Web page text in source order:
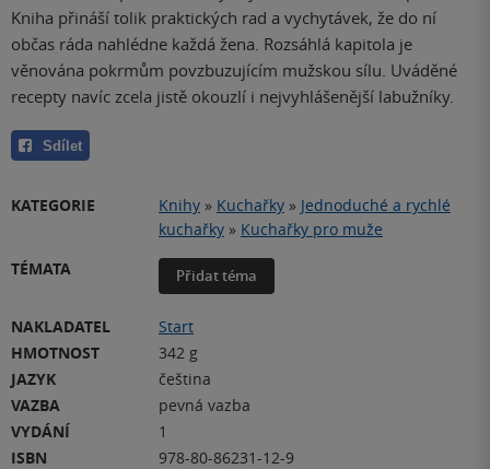
Kniha přináší tolik praktických rad a vychytávek, že do ní
občas ráda nahlédne každá žena. Rozsáhlá kapitola je
věnována pokrmům povzbuzujícím mužskou sílu. Uváděné
recepty navíc zcela jistě okouzlí i nejvyhlášenější labužníky.
Sdílet
KATEGORIE Knihy » Kuchařky » Jednoduché a rychlé
kuchařky » Kuchařky pro muže
TÉMATA
Přidat téma
NAKLADATEL
Start
HMOTNOST
342 g
JAZYK
čeština
VAZBA
pevná vazba
VYDÁNÍ
1
ISBN
978-80-86231-12-9